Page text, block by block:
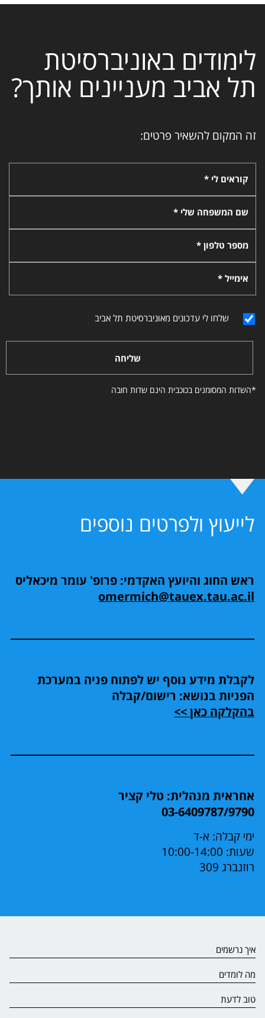
לימודים באוניברסיטת
תל אביב מעניינים אותך?
זה המקום להשאיר פרטים:
קוראים לי *
שם המשפחה שלי *
מספר טלפון *
אימייל *
שלחו לי עדכונים מאוניברסיטת תל אביב
שליחה
*השדות המסומנים בכוכבית הינם שדות חובה
לייעוץ ולפרטים נוספים
ראש החוג והיועץ האקדמי: פרופ' עומר מיכאליס
omermich@tauex.tau.ac.il
לקבלת מידע נוסף יש לפתוח פניה במערכת
הפניות בנושא: רישום/קבלה
בהקלקה כאן >>
אחראית מנהלית: טלי קציר
03-6409787/9790
ימי קבלה: א-ד
שעות: 10:00-14:00
רוזנברג 309
איך נרשמים
מה לומדים
טוב לדעת